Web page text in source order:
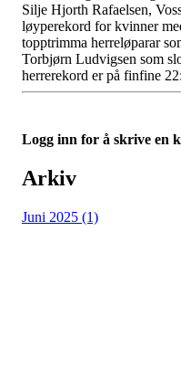
Silje Hjorth Rafaelsen,
løyperekord for kvinner
topptrimma herreløparar
Torbjørn Ludvigsen som
herrerekord er på finfine
Logg inn for å skrive en
Arkiv
Juni 2025 (1)